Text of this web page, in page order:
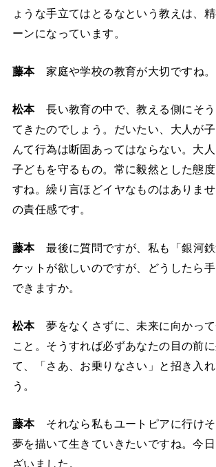
ょうな手立てはとるなという教えは、
ーンになっています。
藤本家庭や学校の教育が大切ですね。
松本長い教育の中で、教える側にそう
てきたのでしょう。だいたい、大人が
んて行為は断固あってはならない。大人
子どもを守るもの。常に毅然とした態
すね。繰り言ほどイヤなものはありま
の責任感です。
藤本最後に質問ですが、私も「銀河鉄
ケットが欲しいのですが、どうしたら
できますか。
松本夢をなくさずに、未来に向かって
こと。そうすれば必ずあなたの目の前
て、「さあ、お乗りなさい」と招き入
う。
藤本それなら私もユートピアに行け
夢を描いて生きていきたいですね。今
ざいました。